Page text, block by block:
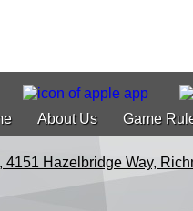
About Us Game
4151 Hazelbridge Way,